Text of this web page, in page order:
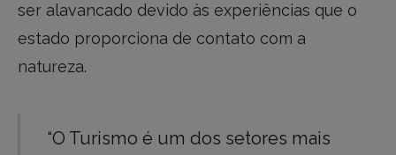
ser alavancado devido às experiências que o
estado proporciona de contato com a
natureza.
“O Turismo é um dos setores mais